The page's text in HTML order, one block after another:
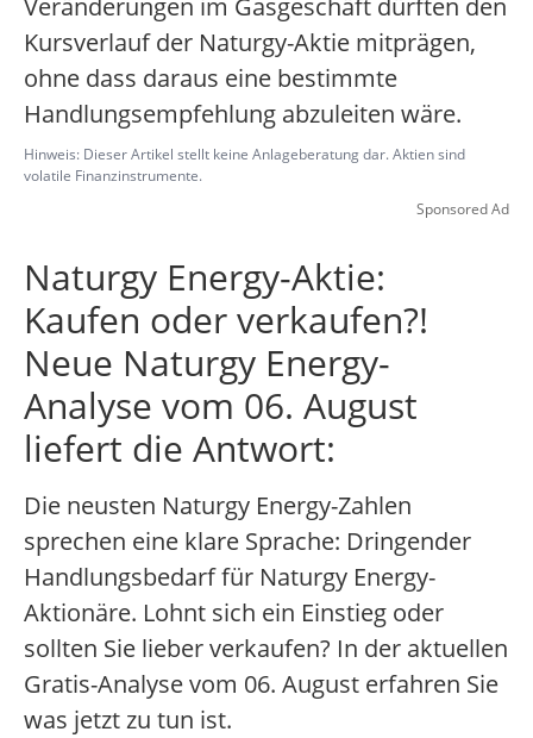
Veränderungen im Gasgeschäft dürften den
Kursverlauf der Naturgy-Aktie mitprägen,
ohne dass daraus eine bestimmte
Handlungsempfehlung abzuleiten wäre.
Hinweis: Dieser Artikel stellt keine Anlageberatung dar. Aktien sind
volatile Finanzinstrumente.
Sponsored Ad
Naturgy Energy-Aktie:
Kaufen oder verkaufen?!
Neue Naturgy Energy-
Analyse vom 06. August
liefert die Antwort:
Die neusten Naturgy Energy-Zahlen
sprechen eine klare Sprache: Dringender
Handlungsbedarf für Naturgy Energy-
Aktionäre. Lohnt sich ein Einstieg oder
sollten Sie lieber verkaufen? In der aktuellen
Gratis-Analyse vom 06. August erfahren Sie
was jetzt zu tun ist.